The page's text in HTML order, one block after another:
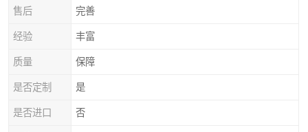
售后 完善
经验 丰富
质量 保障
是否定制 是
是否进口 否